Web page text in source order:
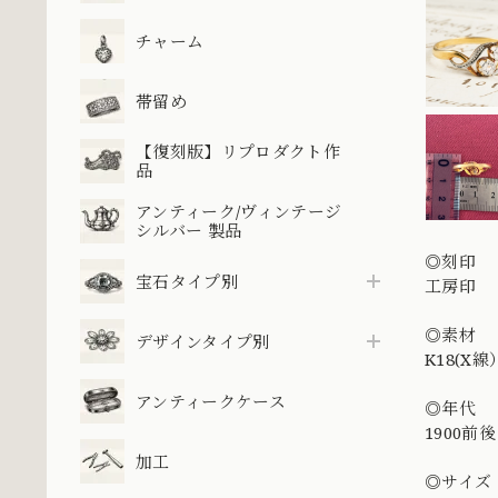
チャーム
帯留め
【復刻版】リプロダクト作
品
アンティーク/ヴィンテージ
シルバー 製品
宝石タイプ別
デザインタイプ別
アンティークケース
加工
◎刻印
工房印
◎素材
K18(X線
◎年代
1900前後
◎サイズ